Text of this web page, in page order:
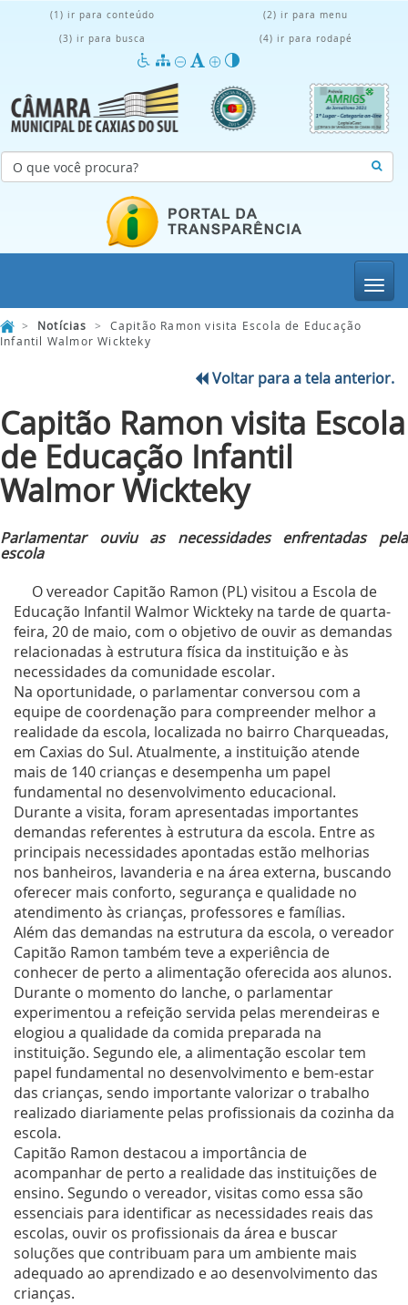
(1) ir para conteúdo
(2) ir para menu
(3) ir para busca
(4) ir para rodapé
> Notícias > Capitão Ramon visita Escola de Educação
Infantil Walmor Wickteky
Voltar para a tela anterior.
Capitão Ramon visita Escola
de Educação Infantil
Walmor Wickteky
Parlamentar ouviu as necessidades enfrentadas pela
escola
O vereador Capitão Ramon (PL) visitou a Escola de
Educação Infantil Walmor Wickteky na tarde de quarta-
feira, 20 de maio, com o objetivo de ouvir as demandas
relacionadas à estrutura física da instituição e às
necessidades da comunidade escolar.
Na oportunidade, o parlamentar conversou com a
equipe de coordenação para compreender melhor a
realidade da escola, localizada no bairro Charqueadas,
em Caxias do Sul. Atualmente, a instituição atende
mais de 140 crianças e desempenha um papel
fundamental no desenvolvimento educacional.
Durante a visita, foram apresentadas importantes
demandas referentes à estrutura da escola. Entre as
principais necessidades apontadas estão melhorias
nos banheiros, lavanderia e na área externa, buscando
oferecer mais conforto, segurança e qualidade no
atendimento às crianças, professores e famílias.
Além das demandas na estrutura da escola, o vereador
Capitão Ramon também teve a experiência de
conhecer de perto a alimentação oferecida aos alunos.
Durante o momento do lanche, o parlamentar
experimentou a refeição servida pelas merendeiras e
elogiou a qualidade da comida preparada na
instituição. Segundo ele, a alimentação escolar tem
papel fundamental no desenvolvimento e bem-estar
das crianças, sendo importante valorizar o trabalho
realizado diariamente pelas profissionais da cozinha da
escola.
Capitão Ramon destacou a importância de
acompanhar de perto a realidade das instituições de
ensino. Segundo o vereador, visitas como essa são
essenciais para identificar as necessidades reais das
escolas, ouvir os profissionais da área e buscar
soluções que contribuam para um ambiente mais
adequado ao aprendizado e ao desenvolvimento das
crianças.